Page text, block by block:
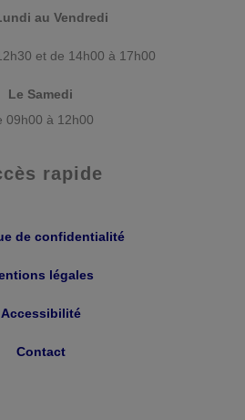
au Vendredi
et de 14h00 à 17h00
Le Samedi
09h00 à 12h00
rapide
de confidentialité
légales
Accessibilité
Contact